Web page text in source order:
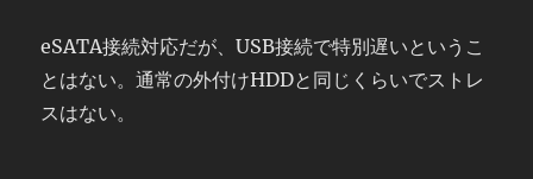
eSATA接続対応だが、USB接続で特別遅いというこ
とはない。通常の外付けHDDと同じくらいでストレ
スはない。